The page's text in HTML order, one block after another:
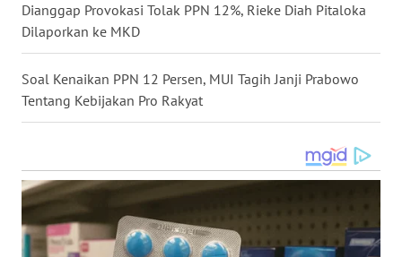
Dianggap Provokasi Tolak PPN 12%, Rieke Diah Pitaloka
Dilaporkan ke MKD
Soal Kenaikan PPN 12 Persen, MUI Tagih Janji Prabowo
Tentang Kebijakan Pro Rakyat
WN
WN
DAIRI
WN